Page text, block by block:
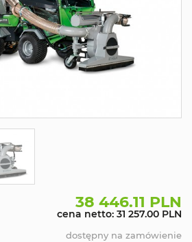
38 446.11 PLN
cena netto: 31 257.00 PLN
dostępny na zamówienie